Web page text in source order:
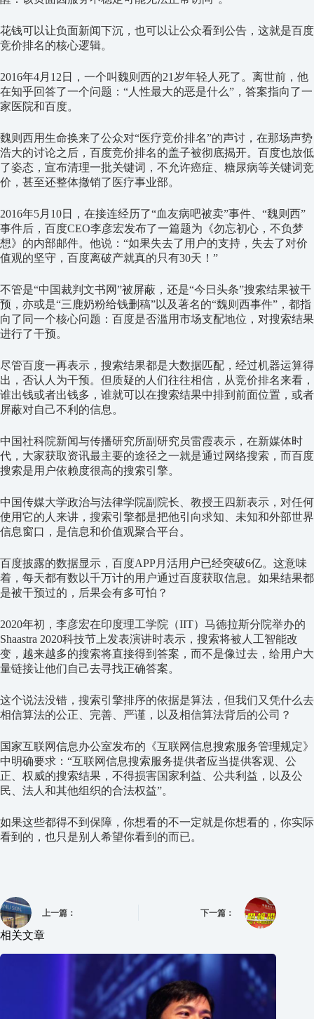
花钱可以让负面新闻下沉，也可以让公众看到公告，这就是百度
竞价排名的核心逻辑。
2016年4月12日，一个叫魏则西的21岁年轻人死了。离世前，他
在知乎回答了一个问题：“人性最大的恶是什么”，答案指向了一
家医院和百度。
魏则西用生命换来了公众对“医疗竞价排名”的声讨，在那场声势
浩大的讨论之后，百度竞价排名的盖子被彻底揭开。百度也放低
了姿态，宣布清理一批关键词，不允许癌症、糖尿病等关键词竞
价，甚至还整体撤销了医疗事业部。
2016年5月10日，在接连经历了“血友病吧被卖”事件、“魏则西”
事件后，百度CEO李彦宏发布了一篇题为《勿忘初心，不负梦
想》的内部邮件。他说：“如果失去了用户的支持，失去了对价
值观的坚守，百度离破产就真的只有30天！”
不管是“中国裁判文书网”被屏蔽，还是“今日头条”搜索结果被干
预，亦或是“三鹿奶粉给钱删稿”以及著名的“魏则西事件”，都指
向了同一个核心问题：百度是否滥用市场支配地位，对搜索结果
进行了干预。
尽管百度一再表示，搜索结果都是大数据匹配，经过机器运算得
出，否认人为干预。但质疑的人们往往相信，从竞价排名来看，
谁出钱或者出钱多，谁就可以在搜索结果中排到前面位置，或者
屏蔽对自己不利的信息。
中国社科院新闻与传播研究所副研究员雷霞表示，在新媒体时
代，大家获取资讯最主要的途径之一就是通过网络搜索，而百度
搜索是用户依赖度很高的搜索引擎。
中国传媒大学政治与法律学院副院长、教授王四新表示，对任何
使用它的人来讲，搜索引擎都是把他引向求知、未知和外部世界
信息窗口，是信息和价值观聚合平台。
百度披露的数据显示，百度APP月活用户已经突破6亿。这意味
着，每天都有数以千万计的用户通过百度获取信息。如果结果都
是被干预过的，后果会有多可怕？
2020年初，李彦宏在印度理工学院（IIT）马德拉斯分院举办的
Shaastra 2020科技节上发表演讲时表示，搜索将被人工智能改
变，越来越多的搜索将直接得到答案，而不是像过去，给用户大
量链接让他们自己去寻找正确答案。
这个说法没错，搜索引擎排序的依据是算法，但我们又凭什么去
相信算法的公正、完善、严谨，以及相信算法背后的公司？
国家互联网信息办公室发布的《互联网信息搜索服务管理规定》
中明确要求：“互联网信息搜索服务提供者应当提供客观、公
正、权威的搜索结果，不得损害国家利益、公共利益，以及公
民、法人和其他组织的合法权益”。
如果这些都得不到保障，你想看的不一定就是你想看的，你实际
看到的，也只是别人希望你看到的而已。
上一篇： 下一篇：
相关文章